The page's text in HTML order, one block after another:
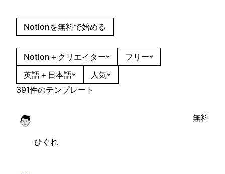
Notionを無料で始める
Notion＋クリエイター
フリー
英語＋日本語
人気
391件のテンプレート
ひぐれ
無料